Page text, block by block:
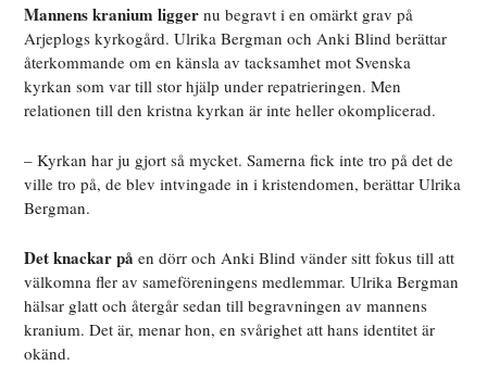
Mannens kranium ligger nu begravt i en omärkt grav på
Arjeplogs kyrkogård. Ulrika Bergman och Anki Blind berättar
återkommande om en känsla av tacksamhet mot Svenska
kyrkan som var till stor hjälp under repatrieringen. Men
relationen till den kristna kyrkan är inte heller okomplicerad.
– Kyrkan har ju gjort så mycket. Samerna fick inte tro på det de
ville tro på, de blev intvingade in i kristendomen, berättar Ulrika
Bergman.
Det knackar på en dörr och Anki Blind vänder sitt fokus till att
välkomna fler av sameföreningens medlemmar. Ulrika Bergman
hälsar glatt och återgår sedan till begravningen av mannens
kranium. Det är, menar hon, en svårighet att hans identitet är
okänd.